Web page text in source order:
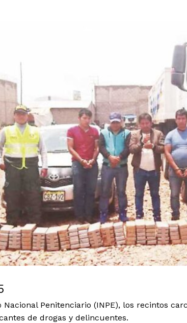
Penitenciario (INPE), los recintos
de drogas y delincuentes.